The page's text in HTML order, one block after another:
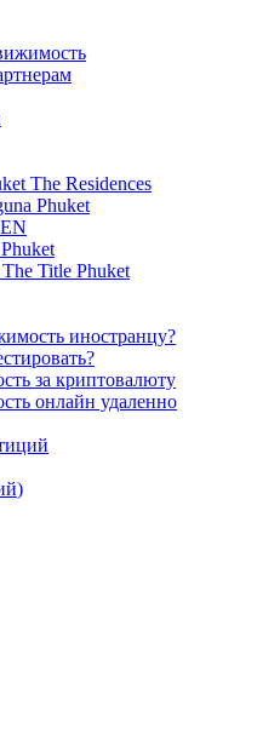
The Residences
Phuket
Title Phuket
иностранцу?
за криптовалюту
онлайн удаленно
)